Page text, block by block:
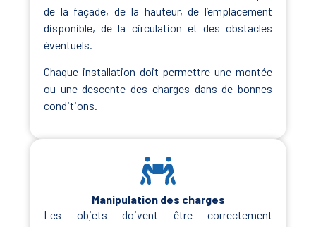
de la façade, de la hauteur, de l’emplacement
disponible, de la circulation et des obstacles
éventuels.
Chaque installation doit permettre une montée
ou une descente des charges dans de bonnes
conditions.
Manipulation des charges​
Les objets doivent être correctement